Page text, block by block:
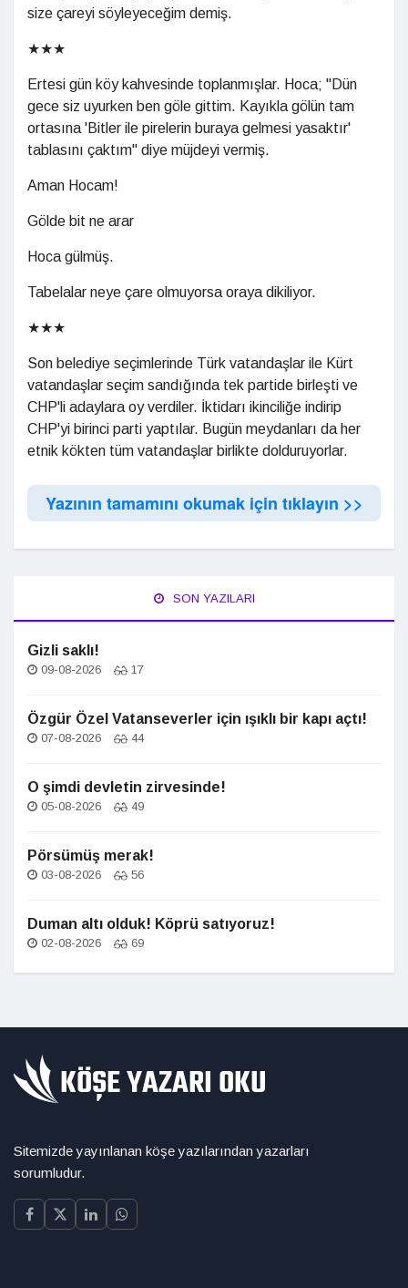
size çareyi söyleyeceğim demiş.
★★★
Ertesi gün köy kahvesinde toplanmışlar. Hoca; "Dün
gece siz uyurken ben göle gittim. Kayıkla gölün tam
ortasına 'Bitler ile pirelerin buraya gelmesi yasaktır'
tablasını çaktım" diye müjdeyi vermiş.
Aman Hocam!
Gölde bit ne arar
Hoca gülmüş.
Tabelalar neye çare olmuyorsa oraya dikiliyor.
★★★
Son belediye seçimlerinde Türk vatandaşlar ile Kürt
vatandaşlar seçim sandığında tek partide birleşti ve
CHP'li adaylara oy verdiler. İktidarı ikinciliğe indirip
CHP'yi birinci parti yaptılar. Bugün meydanları da her
etnik kökten tüm vatandaşlar birlikte dolduruyorlar.
Yazının tamamını okumak için tıklayın >>
SON YAZILARI
Gizli saklı!
09-08-2026 17
Özgür Özel Vatanseverler için ışıklı bir kapı açtı!
07-08-2026 44
O şimdi devletin zirvesinde!
05-08-2026 49
Pörsümüş merak!
03-08-2026 56
Duman altı olduk! Köprü satıyoruz!
02-08-2026 69
Sitemizde yayınlanan köşe yazılarından yazarları
sorumludur.